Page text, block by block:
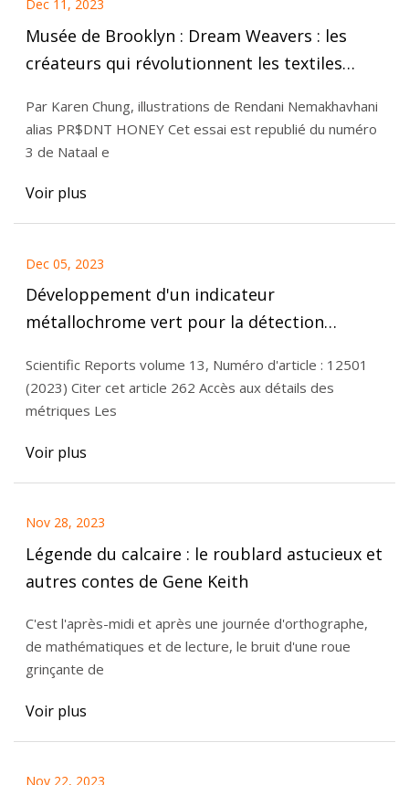
Dec 11, 2023
Musée de Brooklyn : Dream Weavers : les
créateurs qui révolutionnent les textiles
Par Karen Chung, illustrations de Rendani Nemakhavhani
alias PR$DNT HONEY Cet essai est republié du numéro
3 de Nataal e
Voir plus
Dec 05, 2023
Développement d'un indicateur
métallochrome vert pour la détection
Scientific Reports volume 13, Numéro d'article : 12501
(2023) Citer cet article 262 Accès aux détails des
métriques Les
Voir plus
Nov 28, 2023
Légende du calcaire : le roublard astucieux et
autres contes de Gene Keith
C'est l'après-midi et après une journée d'orthographe,
de mathématiques et de lecture, le bruit d'une roue
grinçante de
Voir plus
Nov 22, 2023